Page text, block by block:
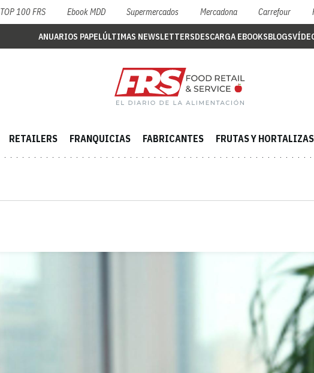
TOP 100 FRS Ebook MDD Supermercados Mercadona Carrefour
ANUARIOS PAPELÚLTIMAS NEWSLETTERSDESCARGA EBOOKSBLOGS
RETAILERS FRANQUICIAS FABRICANTES FRUTAS Y HORTALIZAS